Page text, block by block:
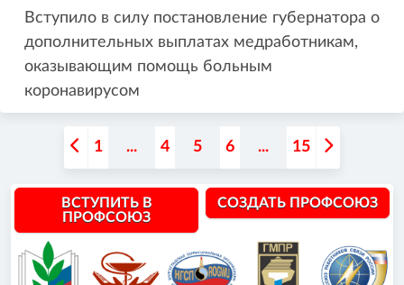
Вступило в силу постановление губернатора о
дополнительных выплатах медработникам,
оказывающим помощь больным
коронавирусом
1 ... 4 5 6 ... 15
ВСТУПИТЬ В
ПРОФСОЮЗ
СОЗДАТЬ ПРОФСОЮЗ